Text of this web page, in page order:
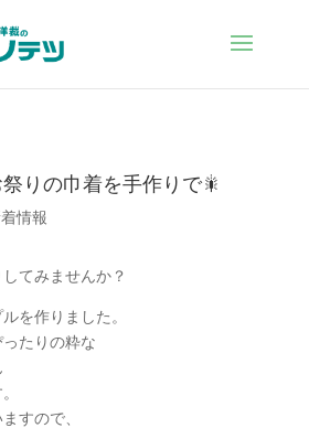
祭りの巾着を手作りで🎇
情報
てみませんか？
を作りました。
たりの粋な
すので、